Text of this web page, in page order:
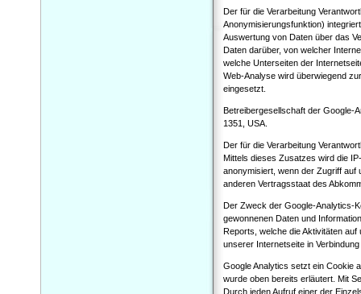
Der für die Verarbeitung
Anonymisierungsfunktion)
Auswertung von Daten über das
Daten darüber, von welcher
welche Unterseiten der
Web-Analyse wird überwiegend
eingesetzt.
Betreibergesellschaft der Google-
1351, USA.
Der für die Verarbeitung
Mittels dieses Zusatzes wird die
anonymisiert, wenn der Zugriff auf
anderen Vertragsstaat des
Der Zweck der Google-Analytics-
gewonnenen Daten und
Reports, welche die Aktivitäten
unserer Internetseite in
Google Analytics setzt ein Cookie
wurde oben bereits erläutert. Mit
Durch jeden Aufruf einer der